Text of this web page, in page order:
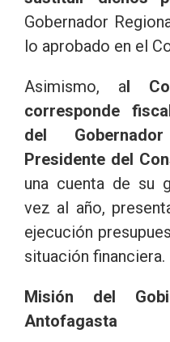
Gobernador
lo aprobado en el
Asimismo, al
corresponde
del
Presidente del
una cuenta de su
vez al año,
ejecución
situación financiera.
Misión del
Antofagasta